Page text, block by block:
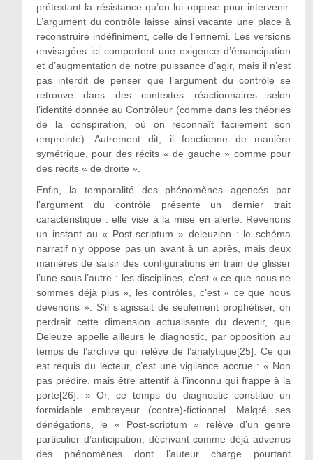
prétextant la résistance qu’on lui oppose pour intervenir.
L’argument du contrôle laisse ainsi vacante une place à
reconstruire indéfiniment, celle de l’ennemi. Les versions
envisagées ici comportent une exigence d’émancipation
et d’augmentation de notre puissance d’agir, mais il n’est
pas interdit de penser que l’argument du contrôle se
retrouve dans des contextes réactionnaires selon
l’identité donnée au Contrôleur (comme dans les théories
de la conspiration, où on reconnaît facilement son
empreinte). Autrement dit, il fonctionne de manière
symétrique, pour des récits « de gauche » comme pour
des récits « de droite ».
Enfin, la temporalité des phénomènes agencés par
l’argument du contrôle présente un dernier trait
caractéristique : elle vise à la mise en alerte. Revenons
un instant au « Post-scriptum » deleuzien : le schéma
narratif n’y oppose pas un avant à un après, mais deux
manières de saisir des configurations en train de glisser
l’une sous l’autre : les disciplines, c’est « ce que nous ne
sommes déjà plus », les contrôles, c’est « ce que nous
devenons ». S’il s’agissait de seulement prophétiser, on
perdrait cette dimension actualisante du devenir, que
Deleuze appelle ailleurs le diagnostic, par opposition au
temps de l’archive qui relève de l’analytique[25]. Ce qui
est requis du lecteur, c’est une vigilance accrue : « Non
pas prédire, mais être attentif à l’inconnu qui frappe à la
porte[26]. » Or, ce temps du diagnostic constitue un
formidable embrayeur (contre)-fictionnel. Malgré ses
dénégations, le « Post-scriptum » relève d’un genre
particulier d’anticipation, décrivant comme déjà advenus
des phénomènes dont l’auteur charge pourtant